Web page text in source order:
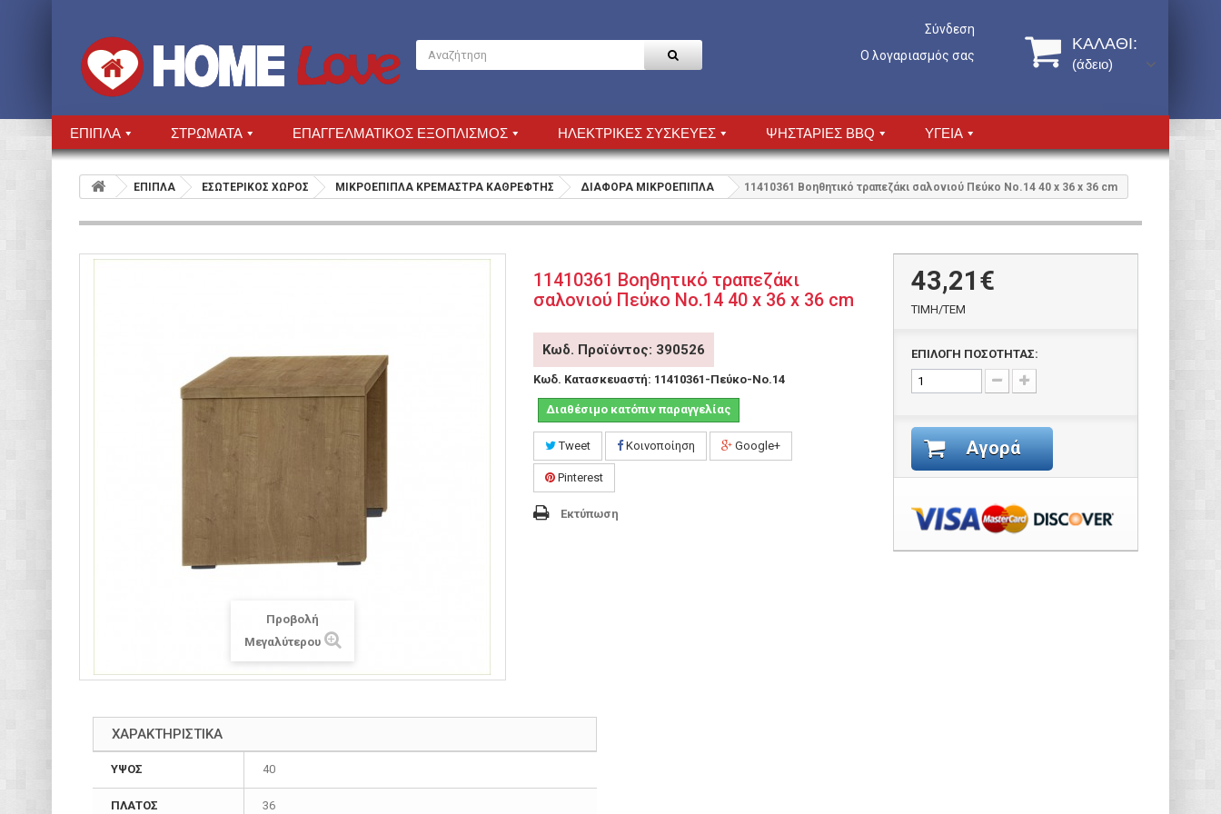
Σύνδεση
Ο λογαριασμός σας
ΚΑΛΆΘΙ:
(άδειο)
ΕΠΙΠΛΑ ΣΤΡΩΜΑΤΑ ΕΠΑΓΓΕΛΜΑΤΙΚΟΣ ΕΞΟΠΛΙΣΜΟΣ ΗΛΕΚΤΡΙΚΕΣ ΣΥΣΚΕΥΕΣ ΨΗΣΤΑΡΙΕΣ BBQ ΥΓΕΙΑ
ΕΠΙΠΛΑ ΕΣΩΤΕΡΙΚΟΣ ΧΩΡΟΣ ΜΙΚΡΟΕΠΙΠΛΑ ΚΡΕΜΑΣΤΡΑ ΚΑΘΡΕΦΤΗΣ ΔΙΑΦΟΡΑ ΜΙΚΡΟΕΠΙΠΛΑ 11410361 Βοηθητικό τραπεζάκι σαλονιού Πεύκο Νο.14 40 x 36 x 36 cm
Προβολή
Μεγαλύτερου
11410361 Βοηθητικό τραπεζάκι
σαλονιού Πεύκο Νο.14 40 x 36 x 36 cm
Κωδ. Προϊόντος: 390526
Κωδ. Κατασκευαστή: 11410361-Πεύκο-Νο.14
Διαθέσιμο κατόπιν παραγγελίας
Tweet Κοινοποίηση Google+
Pinterest
Εκτύπωση
43,21€
ΤΙΜH/ΤΕΜ
ΕΠΙΛΟΓΗ ΠΟΣΟΤΗΤΑΣ:
Αγορά
ΧΑΡΑΚΤΗΡΙΣΤΙΚΑ
ΥΨΟΣ 40
ΠΛΑΤΟΣ 36